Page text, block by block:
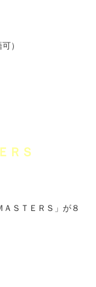
）
ＲＳ
ＳＴＥＲＳ」が８